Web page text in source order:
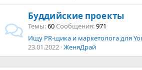
Буддийские проекты
Темы 60 Сообщения 971
23.01.2022 ЖеняДрай